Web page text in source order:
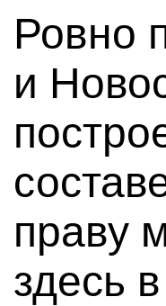
Ровно
и
праву
здесь